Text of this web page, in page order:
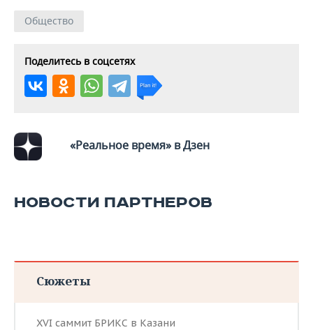
Общество
Поделитесь в соцсетях
«Реальное время» в Дзен
НОВОСТИ ПАРТНЕРОВ
Сюжеты
XVI саммит БРИКС в Казани